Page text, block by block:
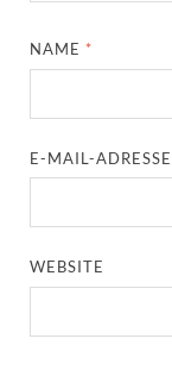
NAME *
E-MAIL-ADRESSE
WEBSITE